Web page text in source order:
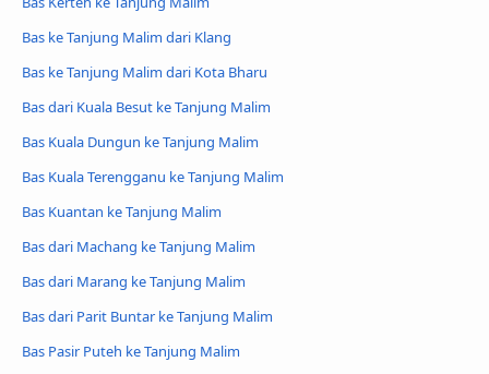
Bas ke Tanjung Malim dari Klang
Bas ke Tanjung Malim dari Kota Bharu
Bas dari Kuala Besut ke Tanjung Malim
Bas Kuala Dungun ke Tanjung Malim
Bas Kuala Terengganu ke Tanjung Malim
Bas Kuantan ke Tanjung Malim
Bas dari Machang ke Tanjung Malim
Bas dari Marang ke Tanjung Malim
Bas dari Parit Buntar ke Tanjung Malim
Bas Pasir Puteh ke Tanjung Malim